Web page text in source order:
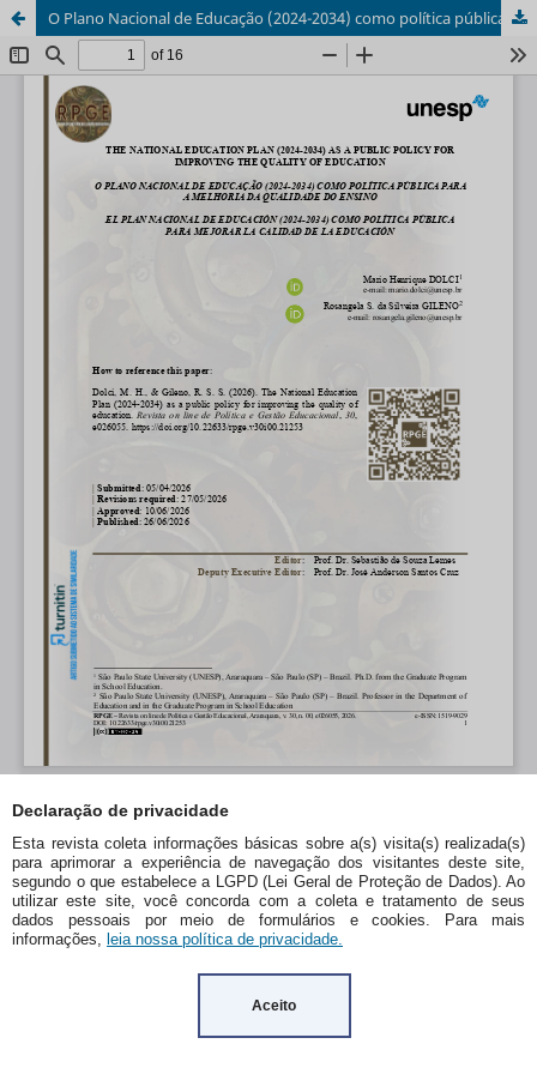
Declaração de privacidade
Esta revista coleta informações básicas sobre a(s) visita(s) realizada(s)
para aprimorar a experiência de navegação dos visitantes deste site,
segundo o que estabelece a LGPD (Lei Geral de Proteção de Dados). Ao
utilizar este site, você concorda com a coleta e tratamento de seus
dados pessoais por meio de formulários e cookies. Para mais
informações, leia nossa política de privacidade.
Aceito
O Plano Nacional de Educação (2024-2034) como política pública para a melhoria da qualidade do ensino